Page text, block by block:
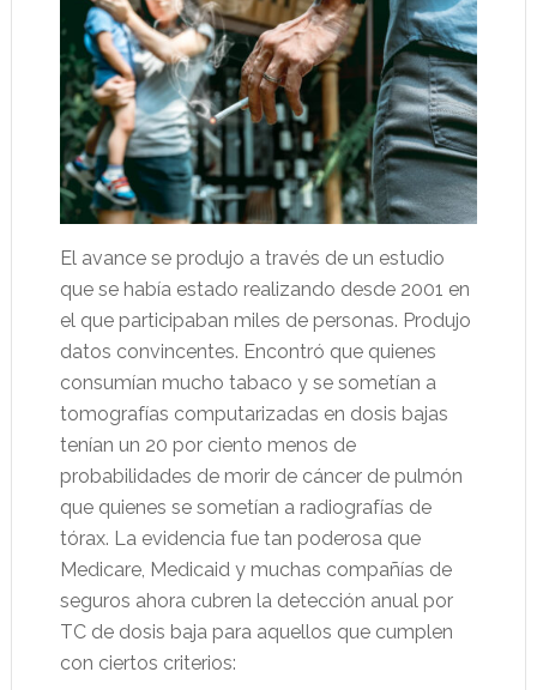
El avance se produjo a través de un estudio
que se había estado realizando desde 2001 en
el que participaban miles de personas. Produjo
datos convincentes. Encontró que quienes
consumían mucho tabaco y se sometían a
tomografías computarizadas en dosis bajas
tenían un 20 por ciento menos de
probabilidades de morir de cáncer de pulmón
que quienes se sometían a radiografías de
tórax. La evidencia fue tan poderosa que
Medicare, Medicaid y muchas compañías de
seguros ahora cubren la detección anual por
TC de dosis baja para aquellos que cumplen
con ciertos criterios: